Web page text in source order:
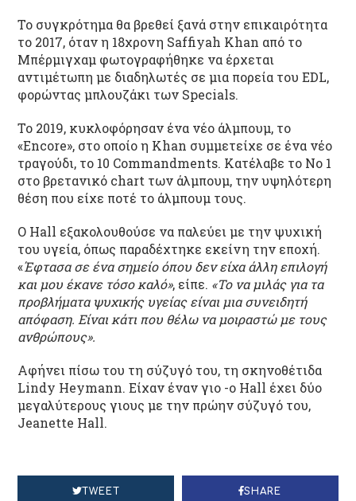
Το συγκρότημα θα βρεθεί ξανά στην επικαιρότητα
το 2017, όταν η 18χρονη Saffiyah Khan από το
Μπέρμιγχαμ φωτογραφήθηκε να έρχεται
αντιμέτωπη με διαδηλωτές σε μια πορεία του EDL,
φορώντας μπλουζάκι των Specials.
Το 2019, κυκλοφόρησαν ένα νέο άλμπουμ, το
«Encore», στο οποίο η Khan συμμετείχε σε ένα νέο
τραγούδι, το 10 Commandments. Κατέλαβε το Νο 1
στο βρετανικό chart των άλμπουμ, την υψηλότερη
θέση που είχε ποτέ το άλμπουμ τους.
Ο Hall εξακολουθούσε να παλεύει με την ψυχική
του υγεία, όπως παραδέχτηκε εκείνη την εποχή.
«Έφτασα σε ένα σημείο όπου δεν είχα άλλη επιλογή
και μου έκανε τόσο καλό», είπε. «Το να μιλάς για τα
προβλήματα ψυχικής υγείας είναι μια συνειδητή
απόφαση. Είναι κάτι που θέλω να μοιραστώ με τους
ανθρώπους».
Αφήνει πίσω του τη σύζυγό του, τη σκηνοθέτιδα
Lindy Heymann. Είχαν έναν γιο -ο Hall έχει δύο
μεγαλύτερους γιους με την πρώην σύζυγό του,
Jeanette Hall.
TWEET SHARE